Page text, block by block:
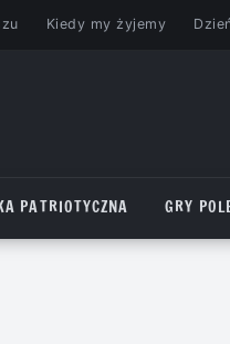
Kiedy my żyjemy
PATRIOTYCZNA GRY